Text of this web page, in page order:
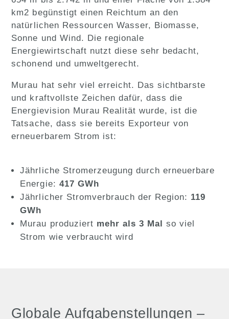
km2 begünstigt einen Reichtum an den
natürlichen Ressourcen Wasser, Biomasse,
Sonne und Wind. Die regionale
Energiewirtschaft nutzt diese sehr bedacht,
schonend und umweltgerecht.
Murau hat sehr viel erreicht. Das sichtbarste
und kraftvollste Zeichen dafür, dass die
Energievision Murau Realität wurde, ist die
Tatsache, dass sie bereits Exporteur von
erneuerbarem Strom ist:
Jährliche Stromerzeugung durch erneuerbare
Energie: 417 GWh
Jährlicher Stromverbrauch der Region: 119
GWh
Murau produziert mehr als 3 Mal
so viel
Strom wie verbraucht wird
Globale Aufgabenstellungen –